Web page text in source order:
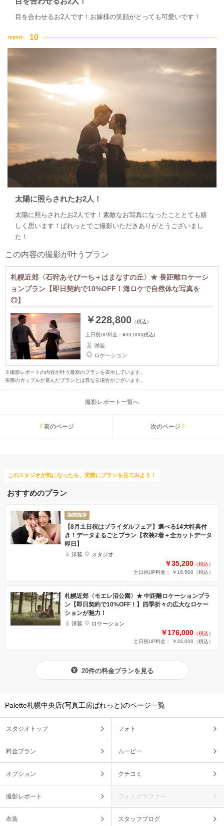
目を合わせるお2人です！お嫁様の笑顔がとっても可愛いです！
太陽に照らされたお2人！
太陽に照らされたお2人です！素敵なお写真になったこととても嬉
しく思います！ぱれっとでご撮影いただきありがとうございまし
た！
この内容の撮影が叶うプラン
札幌近郊〈石狩あそびーち＋はまなすの丘〉★ 長距離ロケーシ
ョンプラン【即日契約で10%OFF！海ロケで自然体な写真を
◎】
￥228,800 （税込）
土日祝UP料金： ¥33,000(税込)
洋装
ロケーション
※撮影レポートの内容が叶う最新のプランを表示しています。
実際のカップルが選んだプランとは異なる場合がございます。
撮影レポート一覧へ
前のページ 次のページ
このスタジオが気になったら、実際にプランを見てみよう！
おすすめのプラン
期間限定
【8月土日祝はブライダルフェア】選べる14大特典付
き！データまるごとプラン【衣装2着＋全カットデータ
即日】
洋装 スタジオ
￥35,200 （税込）
土日祝UP料金： ￥16,500 （税込）
札幌近郊〈モエレ沼公園〉★ 中距離ロケーションプラ
ン【即日契約で10%OFF！】四季折々の広大なロケー
ションが魅力！
洋装 ロケーション
￥176,000 （税込）
土日祝UP料金： ￥33,000 （税込）
20件の料金プランを見る
Palette札幌中央店(写真工房ぱれっと)のページ一覧
スタジオトップ フォト
料金プラン ムービー
オプション クチコミ
撮影レポート フォトグラファー
衣装 スタッフブログ